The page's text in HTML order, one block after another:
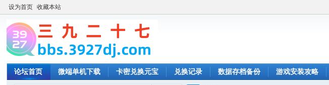
设为首页 收藏本站
论坛首页 微端单机下载 卡密兑换元宝 兑换记录 数据存档备份 游戏安装攻略